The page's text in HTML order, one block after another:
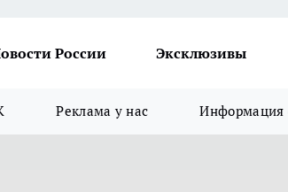
России Эксклюзивы
Реклама у нас Информация